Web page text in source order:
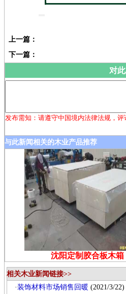
上一篇：
下一篇：
对
发布需知：请遵守中国境内法律法规，评
与此新闻相关的木业产品推荐
沈阳定制胶合板木箱
相关木业新闻链接>>
·装饰材料市场销售回暖 (2021/3/22)